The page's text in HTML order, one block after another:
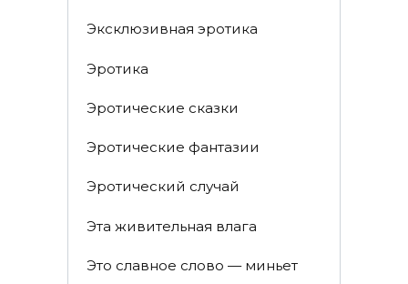
Эксклюзивная эротика
Эротика
Эротические сказки
Эротические фантазии
Эротический случай
Эта живительная влага
Это славное слово — миньет